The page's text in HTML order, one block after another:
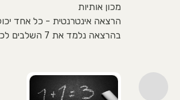
מכון אותיות
הרצאה אינטרנטית - כל אחד
בהרצאה נלמד את 7 השלבים לכתיבה יעילה